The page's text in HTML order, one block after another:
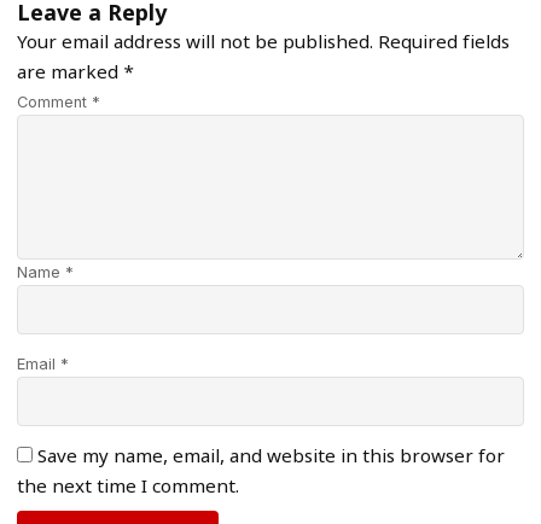
Leave a Reply
Your email address will not be published. Required fields
are marked *
Comment *
Name *
Email *
Save my name, email, and website in this browser for
the next time I comment.